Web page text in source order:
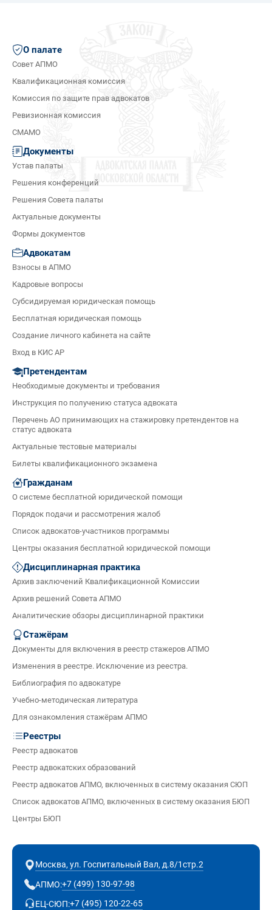
О палате
Совет АПМО
Квалификационная комиссия
Комиссия по защите прав адвокатов
Ревизионная комиссия
СМАМО
Документы
Устав палаты
Решения конференций
Решения Совета палаты
Актуальные документы
Формы документов
Адвокатам
Взносы в АПМО
Кадровые вопросы
Субсидируемая юридическая помощь
Бесплатная юридическая помощь
Создание личного кабинета на сайте
Вход в КИС АР
Претендентам
Необходимые документы и требования
Инструкция по получению статуса адвоката
Перечень АО принимающих на стажировку претендентов на
статус адвоката
Актуальные тестовые материалы
Билеты квалификационного экзамена
Гражданам
О системе бесплатной юридической помощи
Порядок подачи и рассмотрения жалоб
Список адвокатов-участников программы
Центры оказания бесплатной юридической помощи
Дисциплинарная практика
Архив заключений Квалификационной Комиссии
Архив решений Совета АПМО
Аналитические обзоры дисциплинарной практики
Стажёрам
Документы для включения в реестр стажеров АПМО
Изменения в реестре. Исключение из реестра.
Библиография по адвокатуре
Учебно-методическая литература
Для ознакомления стажёрам АПМО
Реестры
Реестр адвокатов
Реестр адвокатских образований
Реестр адвокатов АПМО, включенных в систему оказания СЮП
Список адвокатов АПМО, включенных в систему оказания БЮП
Центры БЮП
Москва, ул. Госпитальный Вал, д.8/1стр.2
АПМО:+7 (499) 130-97-98
ЕЦ-СЮП:+7 (495) 120-22-65